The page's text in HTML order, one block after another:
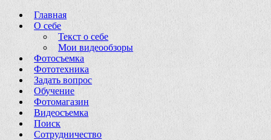
Главная
О себе
Текст о себе
Мои видеообзоры
Фотосъемка
Фототехника
Задать вопрос
Обучение
Фотомагазин
Видеосъемка
Поиск
Сотрудничество